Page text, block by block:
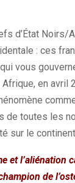
d’État Noirs/
: ces
vous
en avril
de toutes les
sur le
et l’aliénation
de